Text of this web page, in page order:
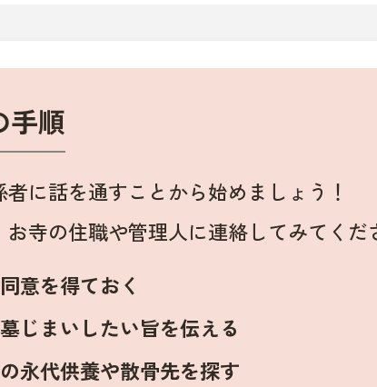
手順
に話を通すことから始めましょう！
お寺の住職や管理人に連絡してみてくだ
意を得ておく
じまいしたい旨を伝える
永代供養や散骨先を探す